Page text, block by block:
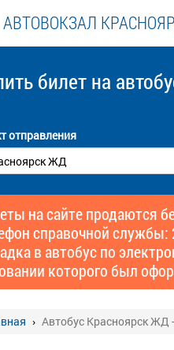
АВТОВОКЗАЛ
билет на
отправления
на сайте продаются
справочной службы:
в автобус по
которого был
Автобус Красноярск